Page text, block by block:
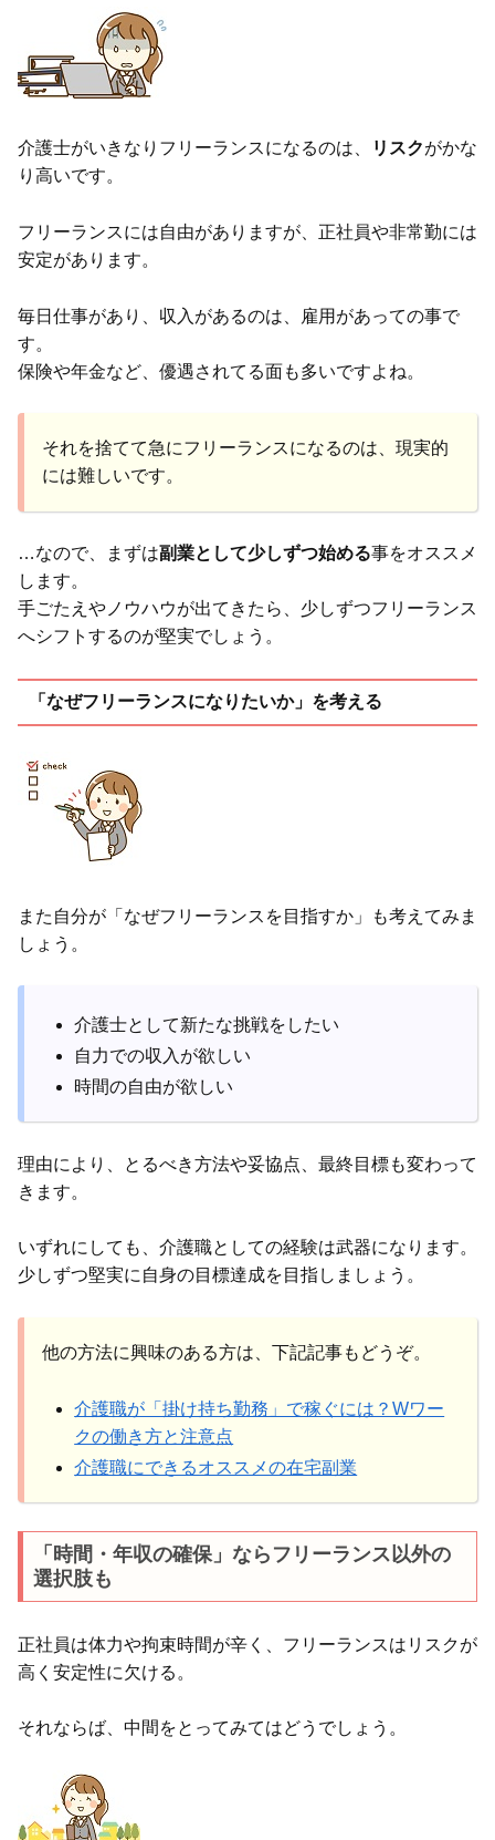
介護士がいきなりフリーランスになるのは、 リスクがかな
り高いです。
フリーランスには自由がありますが、正社員や非常勤には
安定があります。
毎日仕事があり、収入があるのは、雇用があっての事で
す。
保険や年金など、優遇されてる面も多いですよね。
それを捨てて急にフリーランスになるのは、現実的
には難しいです。
…なので、まずは副業として少しずつ始める事をオススメ
します。
手ごたえやノウハウが出てきたら、少しずつフリーランス
へシフトするのが堅実でしょう。
「なぜフリーランスになりたいか」を考える
また自分が「なぜフリーランスを目指すか」も考えてみま
しょう。
介護士として新たな挑戦をしたい
自力での収入が欲しい
時間の自由が欲しい
理由により、とるべき方法や妥協点、最終目標も変わって
きます。
いずれにしても、介護職としての経験は武器になります。
少しずつ堅実に自身の目標達成を目指しましょう。
他の方法に興味のある方は、下記記事もどうぞ。
介護職が「掛け持ち勤務」で稼ぐには？Wワー
クの働き方と注意点
介護職にできるオススメの在宅副業
「時間・年収の確保」ならフリーランス以外の
選択肢も
正社員は体力や拘束時間が辛く、フリーランスはリスクが
高く安定性に欠ける。
それならば、中間をとってみてはどうでしょう。